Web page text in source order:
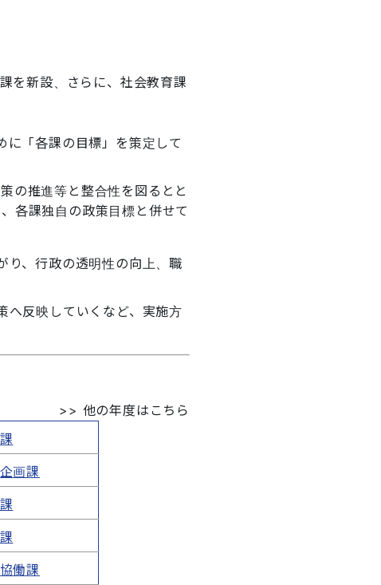
を新設、さらに、社会教育課
に「各課の目標」を策定して
の推進等と整合性を図るとと
各課独自の政策目標と併せて
り、行政の透明性の向上、職
へ反映していくなど、実施方
>> 他の年度はこちら
画課
働課